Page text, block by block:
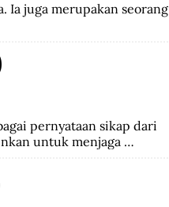
Ia juga merupakan seorang
pernyataan sikap dari
untuk menjaga
kebudayaan rayat